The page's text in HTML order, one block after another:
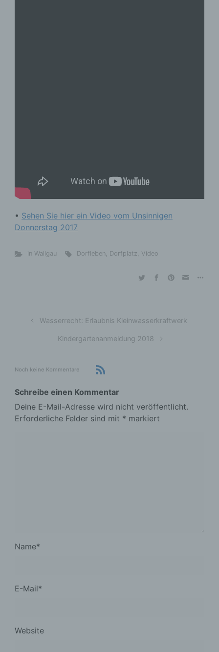
• Sehen Sie hier ein Video vom Unsinnigen
Donnerstag 2017
in Wallgau Dorfleben, Dorfplatz, Video
Wasserrecht: Erlaubnis Kleinwasserkraftwerk
Kindergartenanmeldung 2018
Noch keine Kommentare
Schreibe einen Kommentar
Deine E-Mail-Adresse wird nicht veröffentlicht.
Erforderliche Felder sind mit * markiert
Name*
E-Mail*
Website